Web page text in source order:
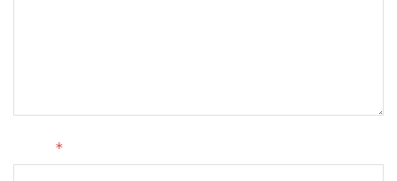
*